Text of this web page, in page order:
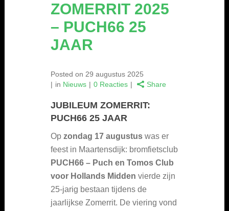
ZOMERRIT 2025
– PUCH66 25
JAAR
Posted on 29 augustus 2025
in Nieuws 0 Reacties Share
JUBILEUM ZOMERRIT:
PUCH66 25 JAAR
Op zondag 17 augustus was er
feest in Maartensdijk: bromfietsclub
PUCH66 – Puch en Tomos Club
voor Hollands Midden vierde zijn
25-jarig bestaan tijdens de
jaarlijkse Zomerrit. De viering vond